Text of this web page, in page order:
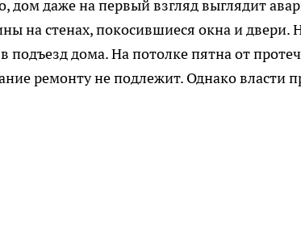
дом даже на первый взгляд выглядит
на стенах, покосившиеся окна и двери.
подъезд дома. На потолке пятна от
ремонту не подлежит. Однако власти